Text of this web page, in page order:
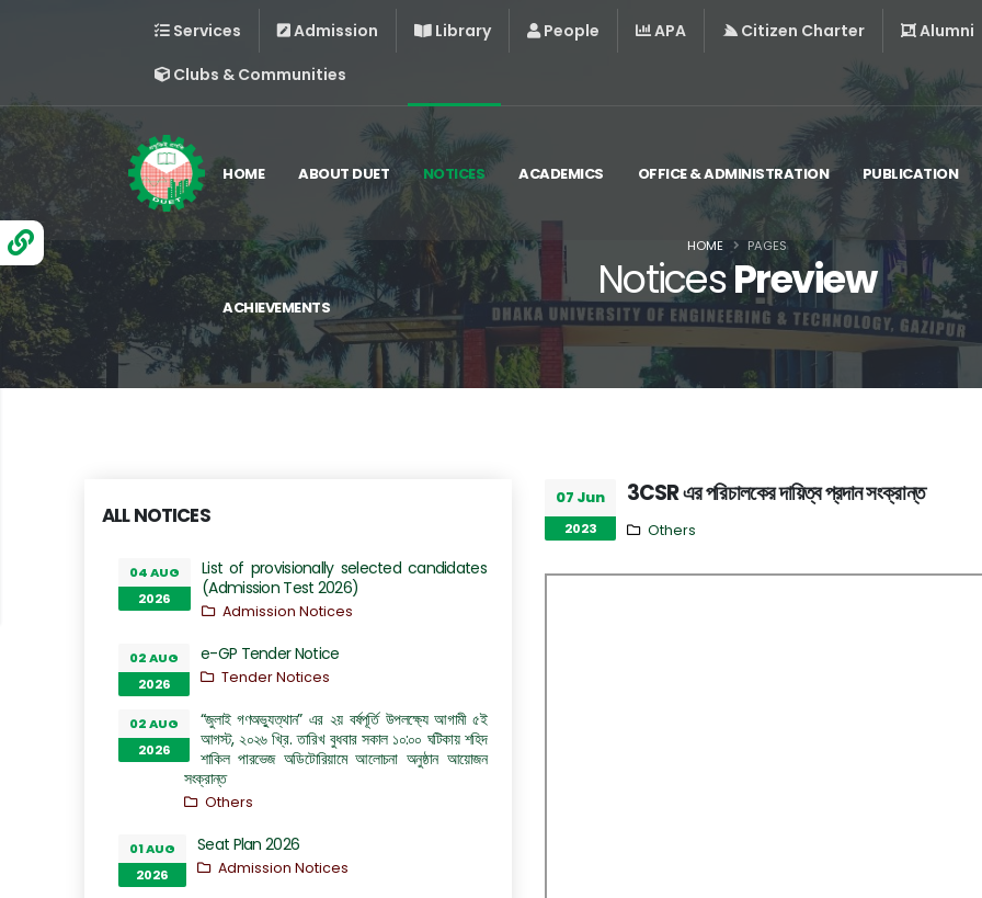
Services Admission Library People APA Citizen Charter
Alumni
Clubs & Communities
HOME ABOUT DUET NOTICES ACADEMICS OFFICE & ADMINISTRATION PUBLICATION
ACHIEVEMENTS
NoticesPreview
HOME PAGES
ALL NOTICES
04 AUG
2026
List of provisionally selected candidates
(Admission Test 2026)
Admission Notices
02 AUG
2026
e-GP Tender Notice
Tender Notices
02 AUG
2026
“জুলাই গণঅভ্যুত্থান” এর ২য় বর্ষপূর্তি উপলক্ষ্যে আগামী ৫ই
আগস্ট, ২০২৬ খ্রি. তারিখ বুধবার সকাল ১০:০০ ঘটিকায় শহিদ
শাকিল পারভেজ অডিটোরিয়ামে আলোচনা অনুষ্ঠান আয়োজন
সংক্রান্ত
Others
01 AUG
2026
Seat Plan 2026
Admission Notices
07 Jun
2023
3CSR এর পরিচালকের দায়িত্ব প্রদান সংক্রান্ত
Others